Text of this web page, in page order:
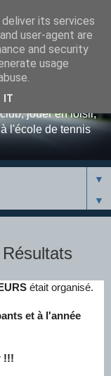
Club
Bains. Retrouvez
jouer en loisir,
l'école de tennis
▼
▼
était organisé.
et à l'année
!!!
its services
user-agent are
and security
usage
IT